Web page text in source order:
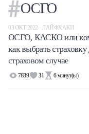
ОСГО
03 ОКТ 2022 · ЛАЙФХАКИ
ОСГО, КАСКО или
как выбрать
страховом случае
7839 31 6минут(ы)